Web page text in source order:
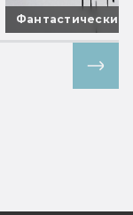
Фантастические